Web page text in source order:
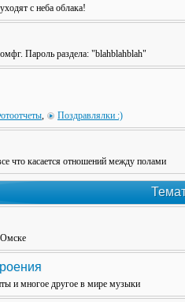
с неба облака!
Пароль раздела: "blahblahblah"
, Поздравлялки :)
что касается отношений между полами
Омске
и многое другое в мире музыки